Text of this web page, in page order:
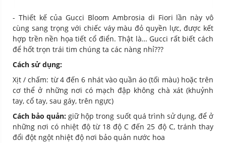
- Thiết kế của Gucci Bloom Ambrosia di Fiori lần này vô
cùng sang trọng với chiếc váy màu đỏ quyền lực, được kết
hợp trền nền họa tiết cổ điển. Thật là… Gucci rất biết cách
để hốt trọn trái tim chúng ta các nàng nhỉ???
Cách sử dụng:
Xịt / chấm: từ 4 đến 6 nhát vào quần áo (tối màu) hoặc trên
cơ thể ở những nơi có mạch đập không chà xát (khuỷnh
tay, cổ tay, sau gáy, trên ngực)
Cách bảo quản: giữ hộp trong suốt quá trình sử dụng, để ở
những nơi có nhiệt độ từ 18 độ C đến 25 độ C, tránh thay
đổi đột ngột nhiệt độ nơi bảo quản nước hoa